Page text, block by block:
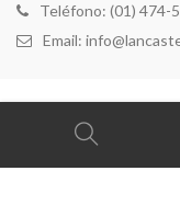
Teléfono: (01) 474-
Email: